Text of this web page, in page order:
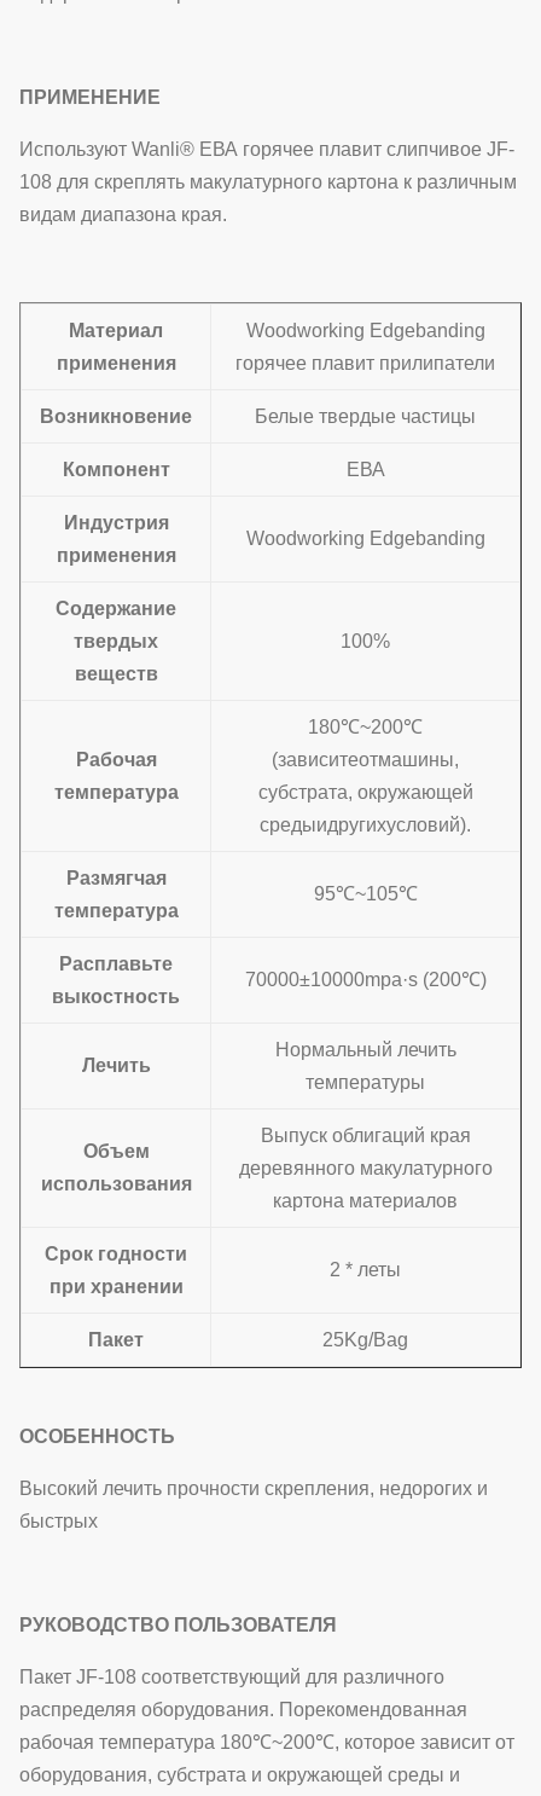
ПРИМЕНЕНИЕ
Используют Wanli® ЕВА горячее плавит слипчивое JF-
108 для скреплять макулатурного картона к различным
видам диапазона края.
Материал
применения
Woodworking Edgebanding
горячее плавит прилипатели
Возникновение Белые твердые частицы
Компонент ЕВА
Индустрия
применения
Woodworking Edgebanding
Содержание
твердых
веществ
100%
Рабочая
температура
180℃~200℃
(зависитеотмашины,
субстрата, окружающей
средыидругихусловий).
Размягчая
температура
95℃~105℃
Расплавьте
выкостность
70000±10000mpa·s (200℃)
Лечить
Нормальный лечить
температуры
Объем
использования
Выпуск облигаций края
деревянного макулатурного
картона материалов
Срок годности
при хранении
2 * леты
Пакет 25Kg/Bag
ОСОБЕННОСТЬ
Высокий лечить прочности скрепления, недорогих и
быстрых
РУКОВОДСТВО ПОЛЬЗОВАТЕЛЯ
Пакет JF-108 соответствующий для различного
распределяя оборудования. Порекомендованная
рабочая температура 180℃~200℃, которое зависит от
оборудования, субстрата и окружающей среды и